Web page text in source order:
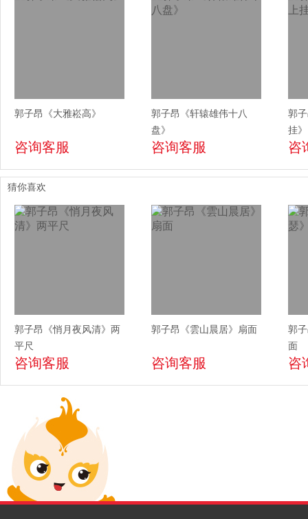
郭子昂《大雅崧高》
咨询客服
郭子昂《轩辕雄伟十八
盘》
咨询客服
郭
挂》
咨
猜你喜欢
郭子昂《悄月夜风清》两
平尺
咨询客服
郭子昂《雲山晨居》扇面
咨询客服
郭
面
咨